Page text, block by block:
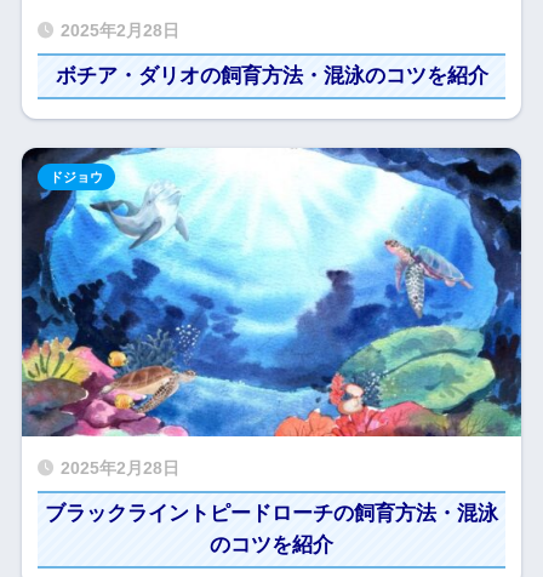
2025年2月28日
ボチア・ダリオの飼育方法・混泳のコツを紹介
2025年2月28日
ブラックライントピードローチの飼育方法・混泳
のコツを紹介
ドジョウ